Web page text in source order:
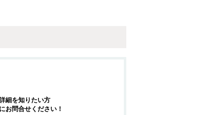
細を知りたい方
お問合せください！